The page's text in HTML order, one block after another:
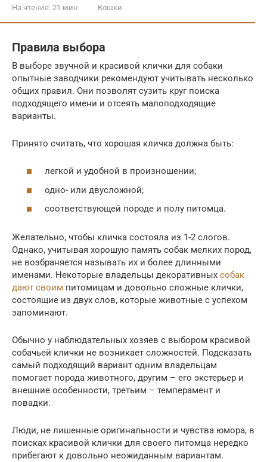
На чтение: 21 мин Кошки
Правила выбора
В выборе звучной и красивой клички для собаки
опытные заводчики рекомендуют учитывать несколько
общих правил. Они позволят сузить круг поиска
подходящего имени и отсеять малоподходящие
варианты.
Принято считать, что хорошая кличка должна быть:
легкой и удобной в произношении;
одно- или двусложной;
соответствующей породе и полу питомца.
Желательно, чтобы кличка состояла из 1-2 слогов.
Однако, учитывая хорошую память собак мелких пород,
не возбраняется называть их и более длинными
именами. Некоторые владельцы декоративных собак
дают своим питомицам и довольно сложные клички,
состоящие из двух слов, которые животные с успехом
запоминают.
Обычно у наблюдательных хозяев с выбором красивой
собачьей клички не возникает сложностей. Подсказать
самый подходящий вариант одним владельцам
помогает порода животного, другим – его экстерьер и
внешние особенности, третьим – темперамент и
повадки.
Люди, не лишенные оригинальности и чувства юмора, в
поисках красивой клички для своего питомца нередко
прибегают к довольно неожиданным вариантам.